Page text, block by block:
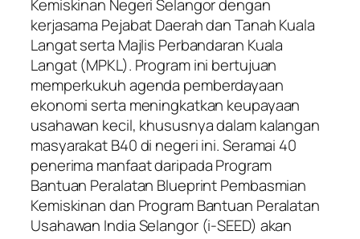
Kemiskinan Negeri Selangor dengan
kerjasama Pejabat Daerah dan Tanah Kuala
Langat serta Majlis Perbandaran Kuala
Langat (MPKL). Program ini bertujuan
memperkukuh agenda pemberdayaan
ekonomi serta meningkatkan keupayaan
usahawan kecil, khususnya dalam kalangan
masyarakat B40 di negeri ini. Seramai 40
penerima manfaat daripada Program
Bantuan Peralatan Blueprint Pembasmian
Kemiskinan dan Program Bantuan Peralatan
Usahawan India Selangor (i-SEED) akan